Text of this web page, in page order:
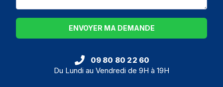
ENVOYER MA DEMANDE
09 80 80 22 60
Du Lundi au Vendredi de 9H à 19H